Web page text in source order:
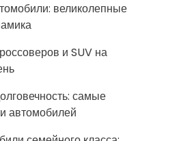
великолепные
и SUV на
самые
автомобилей